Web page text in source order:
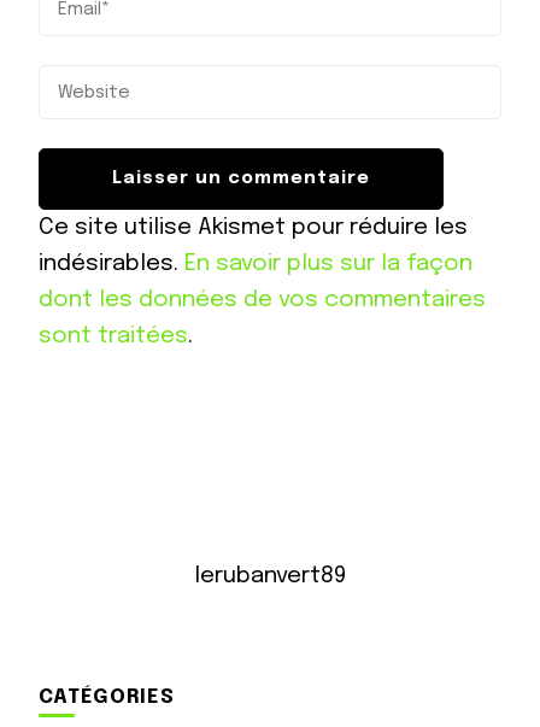
Ce site utilise Akismet pour réduire les
indésirables. En savoir plus sur la façon
dont les données de vos commentaires
sont traitées.
lerubanvert89
CATÉGORIES